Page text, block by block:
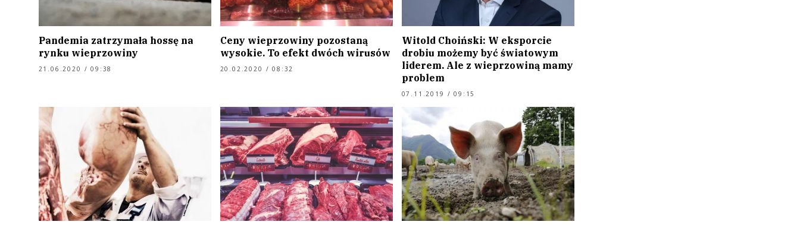
Pandemia zatrzymała hossę na
rynku wieprzowiny
21.06.2020 / 09:38
Ceny wieprzowiny pozostaną
wysokie. To efekt dwóch wirusów
20.02.2020 / 08:32
Witold Choiński: W eksporcie
drobiu możemy być światowym
liderem. Ale z wieprzowiną mamy
problem
07.11.2019 / 09:15